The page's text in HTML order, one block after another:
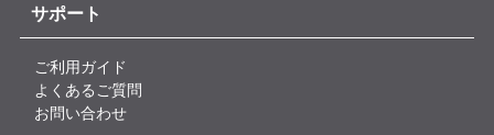
サポート
ご利用ガイド
よくあるご質問
お問い合わせ